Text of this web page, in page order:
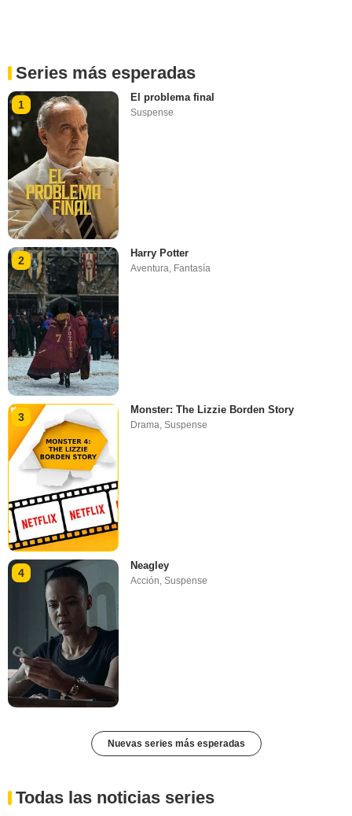
Series más esperadas
1
El problema final
Suspense
2
Harry Potter
Aventura, Fantasía
3
Monster: The Lizzie Borden Story
Drama ,Suspense
4
Neagley
Acción,Suspense
Nuevas series más esperadas
Todas las noticias series